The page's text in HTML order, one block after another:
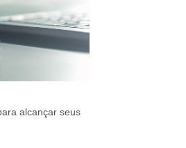
alcançar seus